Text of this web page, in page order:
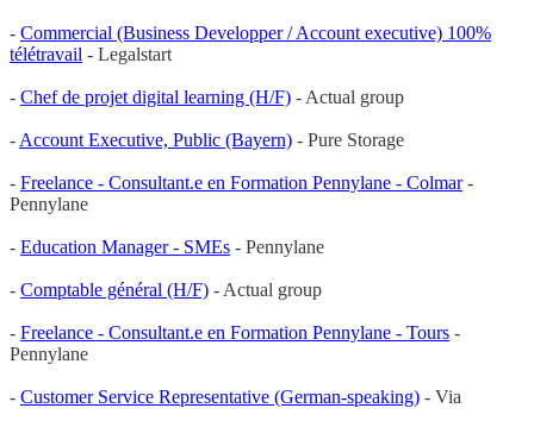
- Commercial (Business Developper / Account executive) 100%
télétravail - Legalstart
- Chef de projet digital learning (H/F) - Actual group
- Account Executive, Public (Bayern) - Pure Storage
- Freelance - Consultant.e en Formation Pennylane - Colmar-
Pennylane
- Education Manager - SMEs - Pennylane
- Comptable général (H/F) - Actual group
- Freelance - Consultant.e en Formation Pennylane - Tours -
Pennylane
- Customer Service Representative (German-speaking) - Via